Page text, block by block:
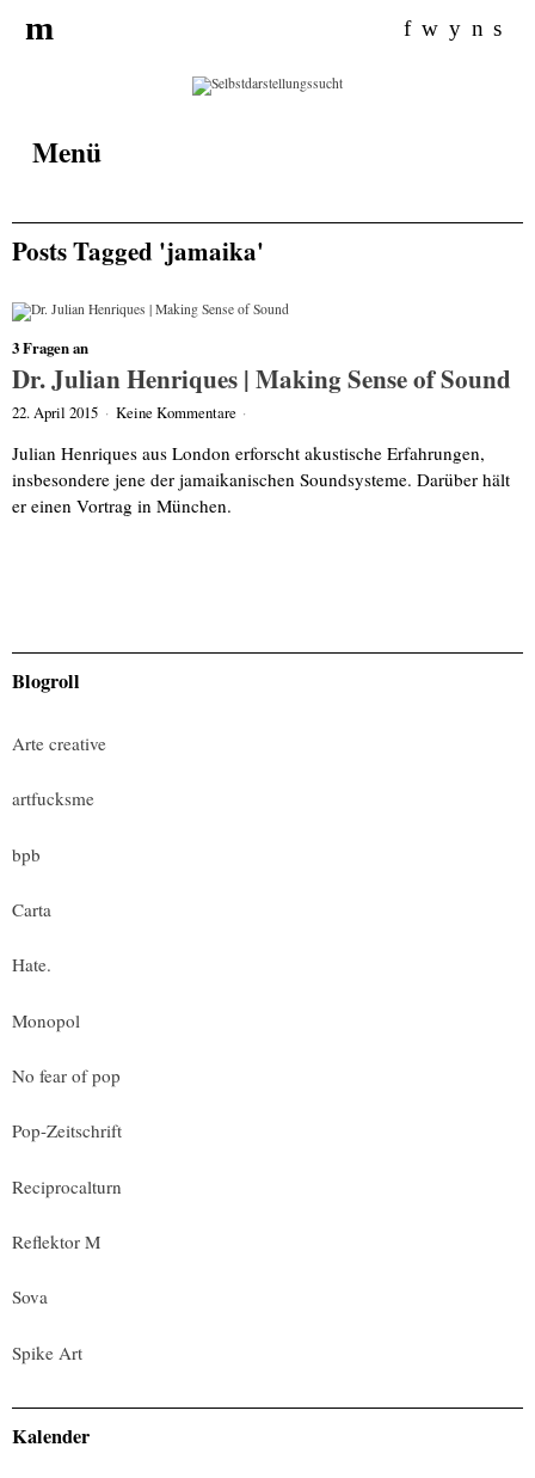
f w y n s
m
Menü
Posts Tagged 'jamaika'
3 Fragen an
Dr. Julian Henriques | Making Sense of Sound
22. April 2015 · Keine Kommentare ·
Julian Henriques aus London erforscht akustische Erfahrungen,
insbesondere jene der jamaikanischen Soundsysteme. Darüber hält
er einen Vortrag in München.
Blogroll
Arte creative
artfucksme
bpb
Carta
Hate.
Monopol
No fear of pop
Pop-Zeitschrift
Reciprocalturn
Reflektor M
Sova
Spike Art
Kalender